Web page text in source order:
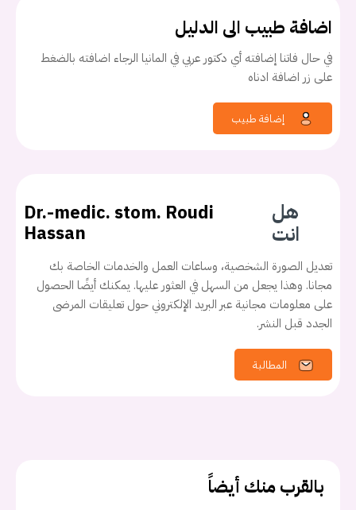
اضافة طبيب الى الدليل
في حال فاتنا إضافته أي دكتور عربي في المانيا الرجاء اضافته بالضغط
على زر اضافة ادناه
هل
انت
Dr.-medic. stom. Roudi
Hassan
تعديل الصورة الشخصية، وساعات العمل والخدمات الخاصة بك
مجانا. وهذا يجعل من السهل في العثور عليها. يمكنك أيضًا الحصول
على معلومات مجانية عبر البريد الإلكتروني حول تعليقات المرضى
الجدد قبل النشر.
المطالبة
بالقرب منك أيضاً